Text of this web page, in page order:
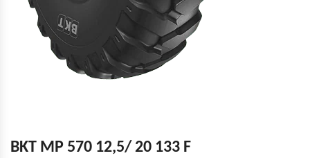
BKT MP 570 12,5/ 20 133 F